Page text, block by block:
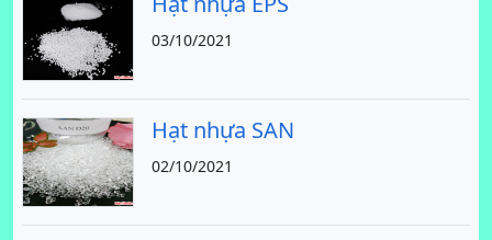
03/10/2021
Hạt nhựa SAN
02/10/2021